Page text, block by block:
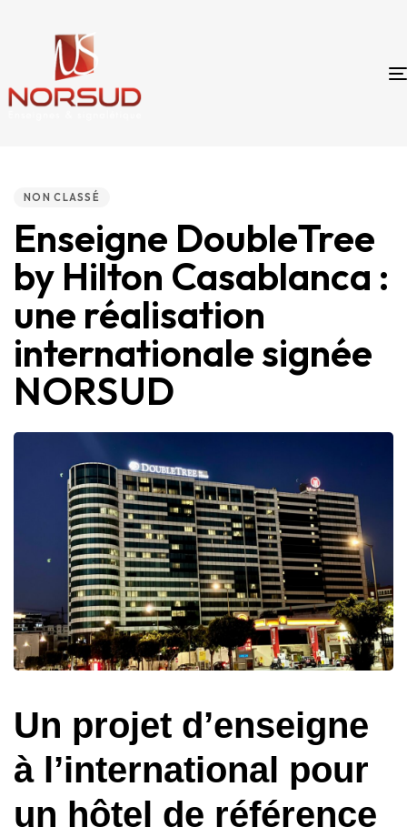
NON CLASSÉ
Enseigne DoubleTree
by Hilton Casablanca :
une réalisation
internationale signée
NORSUD
Un projet d’enseigne
à l’international pour
un hôtel de référence